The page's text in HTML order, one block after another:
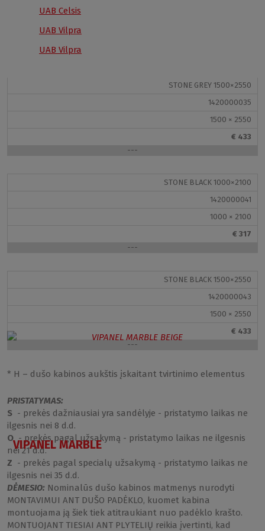
STONE GREY 1500×2550
1420000035
1500 × 2550
€ 433
---
STONE BLACK 1000×2100
1420000041
1000 × 2100
€ 317
---
STONE BLACK 1500×2550
1420000043
1500 × 2550
€ 433
---
* H – dušo kabinos aukštis įskaitant tvirtinimo elementus
PRISTATYMAS:
S - prekės dažniausiai yra sandėlyje - pristatymo laikas ne
ilgesnis nei 8 d.d.
O- prekės pagal užsakymą - pristatymo laikas ne ilgesnis
nei 21 d.d.
Z - prekės pagal specialų užsakymą - pristatymo laikas ne
ilgesnis nei 35 d.d.
DĖMESIO: Nominalūs dušo kabinos matmenys nurodyti
MONTAVIMUI ANT DUŠO PADĖKLO, kuomet kabina
montuojama ją šiek tiek atitraukiant nuo padėklo krašto.
MONTUOJANT TIESIAI ANT PLYTELIŲ reikia įvertinti, kad
UAB Celsis
UAB Vilpra
UAB Vilpra
sluoksniavimoant kokybiško pagrindo mes ne tik
pasiekiame fotorealistišką dekoro atvaizdą, bet visų
nuo -50°C iki + 80°C
temperatūrų, cheminių medžiagų ir UV spindulių
VIPANEL vis tiek išlaiko savo
VIPANEL MARBLE